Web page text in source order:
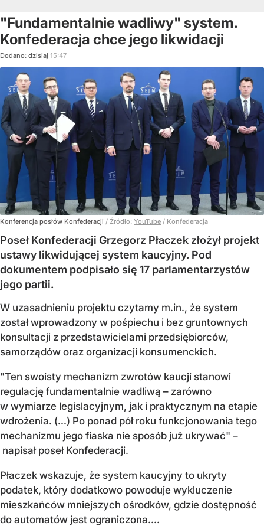
"Fundamentalnie wadliwy" system.
Konfederacja chce jego likwidacji
Dodano: dzisiaj 15:47
Konferencja posłów Konfederacji / Źródło: YouTube / Konfederacja
Poseł Konfederacji Grzegorz Płaczek złożył projekt
ustawy likwidującej system kaucyjny. Pod
dokumentem podpisało się 17 parlamentarzystów
jego partii.
W uzasadnieniu projektu czytamy m.in., że system
został wprowadzony w pośpiechu i bez gruntownych
konsultacji z przedstawicielami przedsiębiorców,
samorządów oraz organizacji konsumenckich.
"Ten swoisty mechanizm zwrotów kaucji stanowi
regulację fundamentalnie wadliwą – zarówno
w wymiarze legislacyjnym, jak i praktycznym na etapie
wdrożenia. (...) Po ponad pół roku funkcjonowania tego
mechanizmu jego fiaska nie sposób już ukrywać" –
napisał poseł Konfederacji.
Płaczek wskazuje, że system kaucyjny to ukryty
podatek, który dodatkowo powoduje wykluczenie
mieszkańców mniejszych ośrodków, gdzie dostępność
do automatów jest ograniczona....